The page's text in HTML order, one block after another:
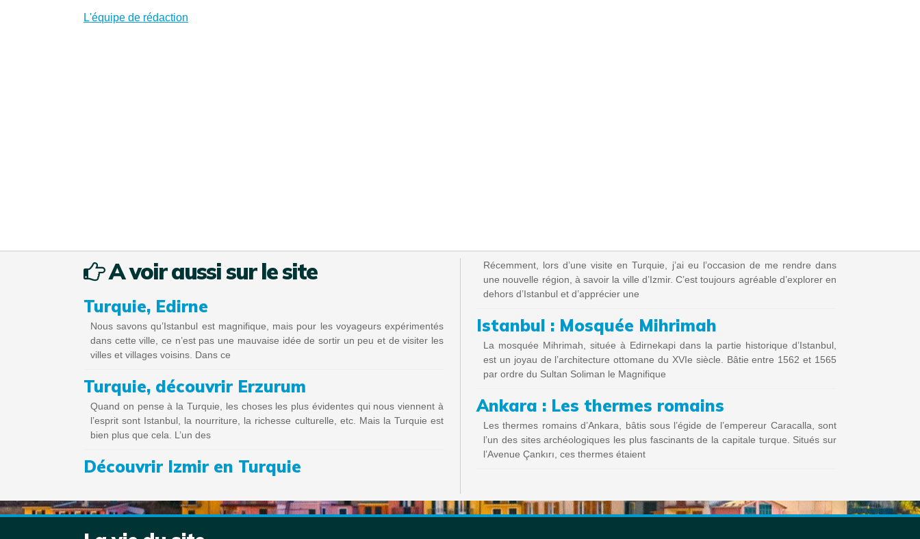
L'équipe de rédaction
A voir aussi sur le site
Turquie, Edirne
Nous savons qu’Istanbul est magnifique, mais pour les voyageurs expérimentés
dans cette ville, ce n’est pas une mauvaise idée de sortir un peu et de visiter les
villes et villages voisins. Dans ce
Turquie, découvrir Erzurum
Quand on pense à la Turquie, les choses les plus évidentes qui nous viennent à
l’esprit sont Istanbul, la nourriture, la richesse culturelle, etc. Mais la Turquie est
bien plus que cela. L’un des
Découvrir Izmir en Turquie
Récemment, lors d’une visite en Turquie, j’ai eu l’occasion de me rendre dans
une nouvelle région, à savoir la ville d’Izmir. C’est toujours agréable d’explorer en
dehors d’Istanbul et d’apprécier une
Istanbul : Mosquée Mihrimah
La mosquée Mihrimah, située à Edirnekapi dans la partie historique d’Istanbul,
est un joyau de l’architecture ottomane du XVIe siècle. Bâtie entre 1562 et 1565
par ordre du Sultan Soliman le Magnifique
Ankara : Les thermes romains
Les thermes romains d’Ankara, bâtis sous l’égide de l’empereur Caracalla, sont
l’un des sites archéologiques les plus fascinants de la capitale turque. Situés sur
l’Avenue Çankırı, ces thermes étaient